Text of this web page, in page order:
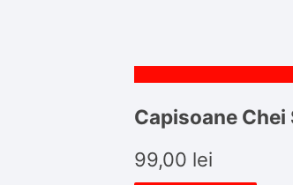
Capisoane
99,00 lei